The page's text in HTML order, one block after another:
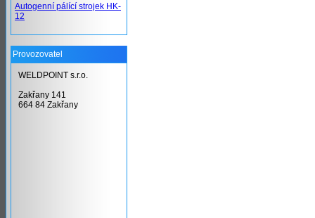
Autogenní pálící strojek HK-
12
Provozovatel
WELDPOINT s.r.o.
Zakřany 141
664 84 Zakřany